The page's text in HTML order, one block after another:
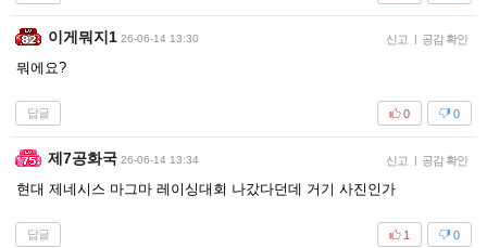
이게뭐지1 26-06-14 13:30 신고 | 공감 확인
뭐에요?
답글 0
0
제7공화국 26-06-14 13:34 신고 | 공감 확인
현대 제네시스 마그마 레이싱대회 나갔다던데 거기 사진인가
답글 0
1